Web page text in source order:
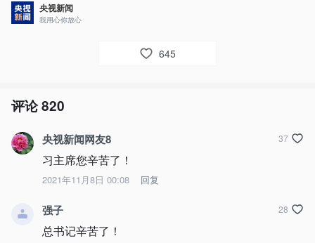
央视新闻
我用心你放心
645
评论820
央视新闻网友8
习主席您辛苦了！
2021年11月8日 00:08 回复
37
强子
总书记辛苦了！
28